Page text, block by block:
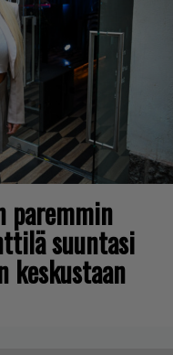
paremmin
suuntasi
keskustaan